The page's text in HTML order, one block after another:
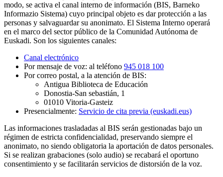
modo, se activa el canal interno de información (BIS, Barneko
Informazio Sistema) cuyo principal objeto es dar protección a las
personas y salvaguardar su anonimato. El Sistema Interno operará
en el marco del sector público de la Comunidad Autónoma de
Euskadi. Son los siguientes canales:
Canal electrónico
Por mensaje de voz: al teléfono 945 018 100
Por correo postal, a la atención de BIS:
Antigua Biblioteca de Educación
Donostia-San sebastián, 1
01010 Vitoria-Gasteiz
Presencialmente: Servicio de cita previa (euskadi.eus)
Las informaciones trasladadas al BIS serán gestionadas bajo un
régimen de estricta confidencialidad, preservando siempre el
anonimato, no siendo obligatoria la aportación de datos personales.
Si se realizan grabaciones (solo audio) se recabará el oportuno
consentimiento y se facilitarán servicios de distorsión de la voz.